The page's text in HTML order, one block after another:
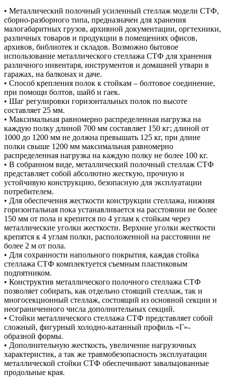
• Металлический полочный усиленный стеллаж модели СТФ,
сборно-разборного типа, предназначен для хранения
малогабаритных грузов, архивной документации, оргтехники,
различных товаров и продукции в помещениях офисов,
архивов, библиотек и складов. Возможно бытовое
использование металлического стеллажа СТФ для хранения
различного инвентаря, инструментов и домашней утвари в
гаражах, на балконах и даче.
• Способ крепления полок к стойкам – болтовое соединение,
при помощи болтов, шайб и гаек.
• Шаг регулировки горизонтальных полок по высоте
составляет 25 мм.
• Максимальная равномерно распределенная нагрузка на
каждую полку длиной 700 мм составляет 150 кг; длиной от
1000 до 1200 мм не должна превышать 125 кг, при длине
полки свыше 1200 мм максимальная равномерно
распределенная нагрузка на каждую полку не более 100 кг.
• В собранном виде, металлический полочный стеллаж СТФ
представляет собой абсолютно жесткую, прочную и
устойчивую конструкцию, безопасную для эксплуатации
потребителем.
• Для обеспечения жесткости конструкции стеллажа, нижняя
горизонтальная пока устанавливается на расстоянии не более
150 мм от пола и крепится по 4 углам к стойкам через
металлические уголки жесткости. Верхние уголки жесткости
крепятся к 4 углам полки, расположенной на расстоянии не
более 2 м от пола.
• Для сохранности напольного покрытия, каждая стойка
стеллажа СТФ комплектуется съемным пластиковым
подпятником.
• Конструктив металлического полочного стеллажа СТФ
позволяет собирать, как отдельно стоящий стеллаж, так и
многосекционный стеллаж, состоящий из основной секции и
неограниченного числа дополнительных секций.
• Стойки металлического стеллажа СТФ представляет собой
сложный, фигурный холодно-катанный профиль «Г»-
образной формы.
• Дополнительную жесткость, увеличение нагрузочных
характеристик, а так же травмобезопасность эксплуатации
металлической стойки СТФ обеспечивают завальцованные
продольные края.